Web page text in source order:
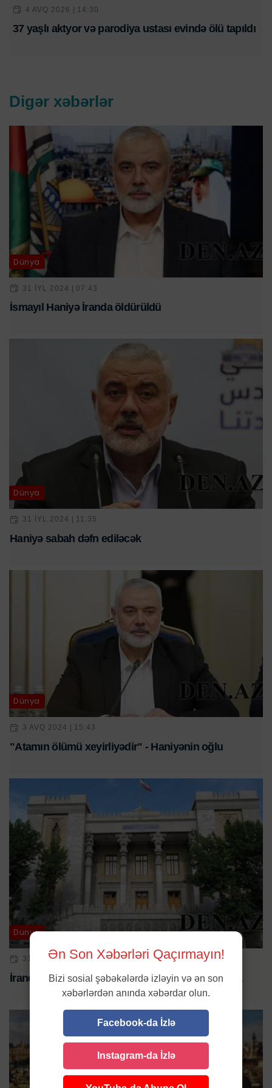
4 AVQ 2026 | 14:30
37 yaşlı aktyor və parodiya ustası evində ölü tapıldı
Digər xəbərlər
Dünya
31 IYL 2024 | 07:43
İsmayıl Haniyə İranda öldürüldü
Dünya
31 IYL 2024 | 11:35
Haniyə sabah dəfn ediləcək
Dünya
3 AVQ 2024 | 15:43
"Atamın ölümü xeyirliyədir" - Haniyənin oğlu
Dünya
31 IYL 2024 | 09:57
İrandan HƏMAS liderinin öldürülməsinə reaksiya
Ən Son Xəbərləri Qaçırmayın!
Bizi sosial şəbəkələrdə izləyin və ən son
xəbərlərdən anında xəbərdar olun.
Facebook-da İzlə
Instagram-da İzlə